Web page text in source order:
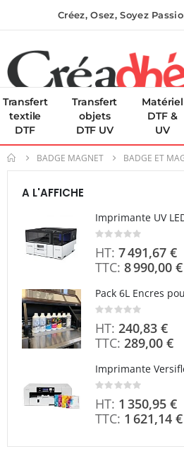
Créez, Osez, Soyez
Transfert
textile
DTF
Transfert
objets
DTF UV
Matériel
DTF &
UV
BADGE MAGNET BADGE ET
A L'AFFICHE
Rating:
0%
8 990,00 €
7 491,67 €
Rating:
0%
289,00 €
240,83 €
Rating:
0%
1 621,14 €
1 350,95 €